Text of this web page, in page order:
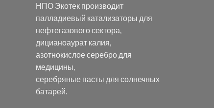
НПО Экотек производит
палладиевый катализаторы для
нефтегазового сектора,
дицианоаурат калия,
азотнокислое серебродля
медицины,
серебряные пасты для солнечных
батарей.